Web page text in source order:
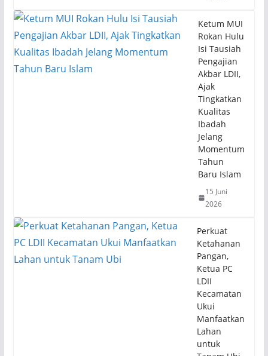
Ketum MUI
Rokan Hulu
Isi Tausiah
Pengajian
Akbar LDII,
Ajak
Tingkatkan
Kualitas
Ibadah
Jelang
Momentum
Tahun
Baru Islam
15 Juni
2026
Perkuat
Ketahanan
Pangan,
Ketua PC
LDII
Kecamatan
Ukui
Manfaatkan
Lahan
untuk